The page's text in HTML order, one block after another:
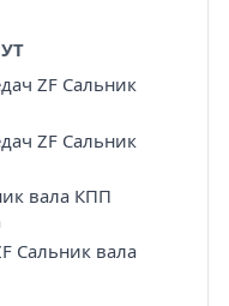
ZF Сальник
ZF Сальник
вала КПП
Сальник вала